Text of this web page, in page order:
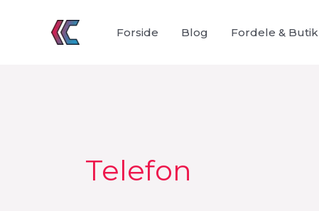
Forside Blog Fordele & Butik
Telefon